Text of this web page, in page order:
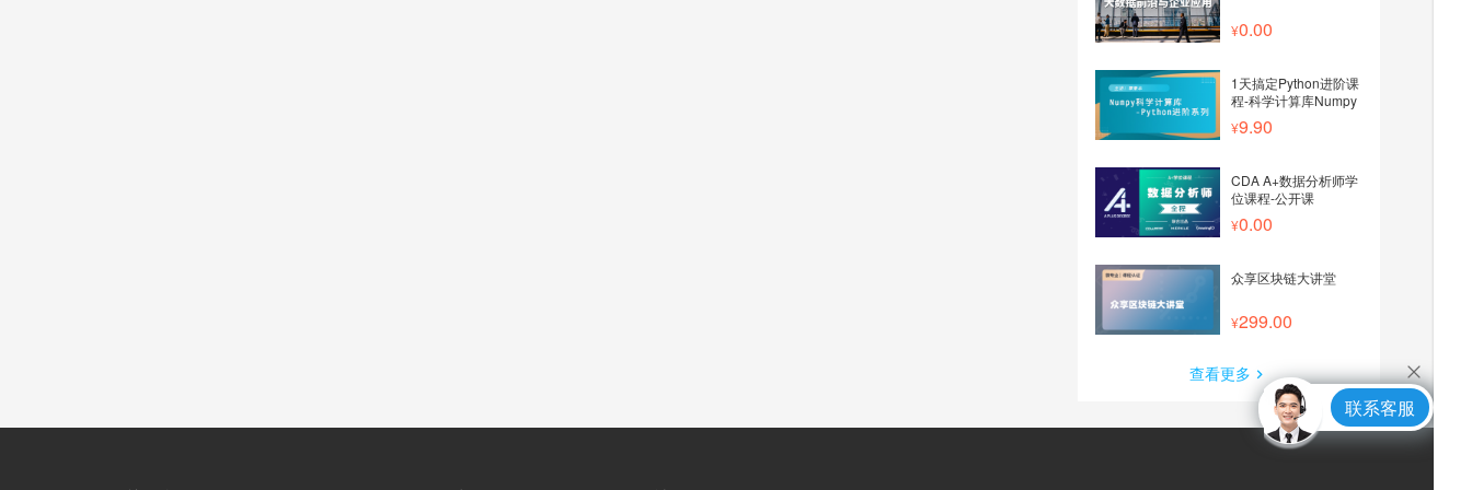
0.00
1天搞定Python进阶课
程-科学计算库Numpy
9.90
CDA A+数据分析师学
位课程-公开课
0.00
众享区块链大讲堂
299.00
查看更多
联系客服